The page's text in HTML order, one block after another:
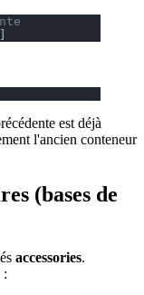
est déjà
l'ancien conteneur
(bases de
accessories.
: